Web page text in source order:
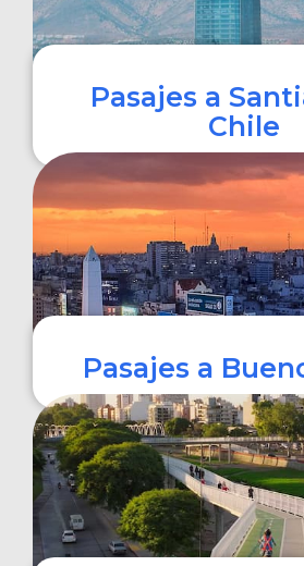
Pasajes a
Chile
Pasajes a
COMPRAR